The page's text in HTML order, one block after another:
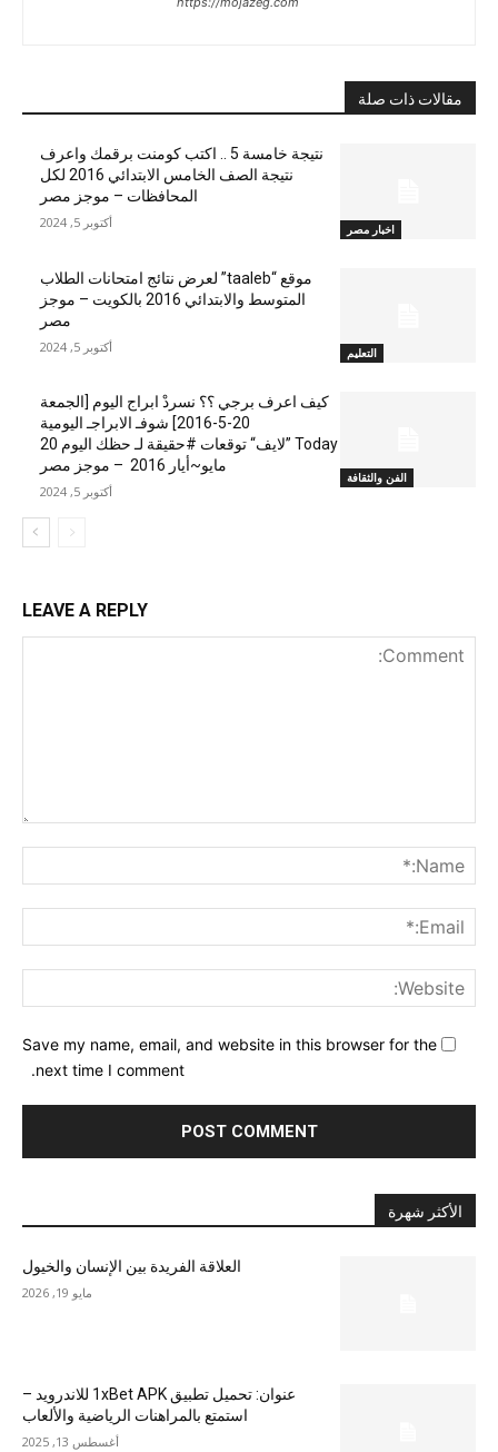
مقالات ذات صلة
اخبار مصر
نتيجة خامسة 5 .. اكتب كومنت برقمك واعرف
نتيجة الصف الخامس الابتدائي 2016 لكل
المحافظات – موجز مصر
أكتوبر 5, 2024
التعليم
موقع “taaleb” لعرض نتائج امتحانات الطلاب
المتوسط والابتدائي 2016 بالكويت – موجز
مصر
أكتوبر 5, 2024
الفن والثقافة
كيف اعرف برجي ؟؟ نسردْ ابراج اليوم [الجمعة
20-5-2016] شوفـ الابراجـ اليومية
Today ”لايف“ توقعات #حقيقة لـ حظك اليوم 20
مايو~أيار 2016 – موجز مصر
أكتوبر 5, 2024
LEAVE A REPLY
Save my name, email, and website in this browser for the
next time I comment.
الأكثر شهرة
العلاقة الفريدة بين الإنسان والخيول
مايو 19, 2026
عنوان: تحميل تطبيق 1xBet APK للاندرويد –
استمتع بالمراهنات الرياضية والألعاب
أغسطس 13, 2025